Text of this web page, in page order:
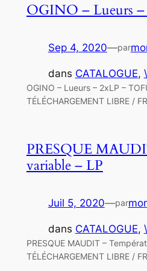
OGINO – Lueurs –
Sep 4, 2020—par
dans CATALOGUE,
OGINO – Lueurs – 2xLP –
TÉLÉCHARGEMENT LIBRE /
PRESQUE
variable – LP
Juil 5, 2020—par
dans CATALOGUE,
PRESQUE MAUDIT –
TÉLÉCHARGEMENT LIBRE /